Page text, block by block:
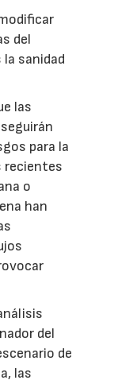
del
sanidad
las
para la
recientes
o
han
del
de
las